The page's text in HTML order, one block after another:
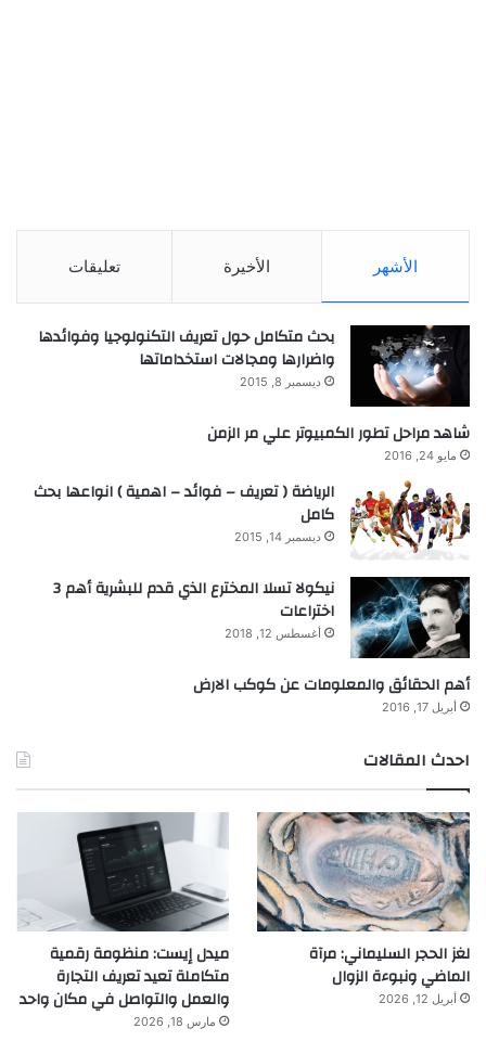
الأشهر الأخيرة تعليقات
بحث متكامل حول تعريف التكنولوجيا وفوائدها
واضرارها ومجالات استخداماتها
ديسمبر 8, 2015
شاهد مراحل تطور الكمبيوتر علي مر الزمن
مايو 24, 2016
الرياضة ( تعريف – فوائد – اهمية ) انواعها بحث
كامل
ديسمبر 14, 2015
نيكولا تسلا المخترع الذي قدم للبشرية أهم 3
اختراعات
أغسطس 12, 2018
أهم الحقائق والمعلومات عن كوكب الارض
أبريل 17, 2016
احدث المقالات
لغز الحجر السليماني: مرآة
الماضي ونبوءة الزوال
أبريل 12, 2026
ميدل إيست: منظومة رقمية
متكاملة تعيد تعريف التجارة
والعمل والتواصل في مكان واحد
مارس 18, 2026